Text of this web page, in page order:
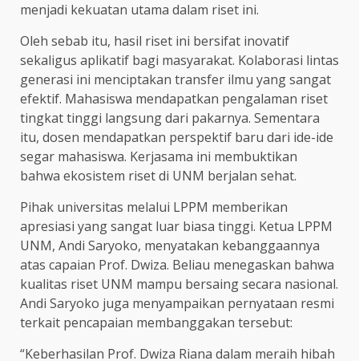
menjadi kekuatan utama dalam riset ini.
Oleh sebab itu, hasil riset ini bersifat inovatif
sekaligus aplikatif bagi masyarakat. Kolaborasi lintas
generasi ini menciptakan transfer ilmu yang sangat
efektif. Mahasiswa mendapatkan pengalaman riset
tingkat tinggi langsung dari pakarnya. Sementara
itu, dosen mendapatkan perspektif baru dari ide-ide
segar mahasiswa. Kerjasama ini membuktikan
bahwa ekosistem riset di UNM berjalan sehat.
Pihak universitas melalui LPPM memberikan
apresiasi yang sangat luar biasa tinggi. Ketua LPPM
UNM, Andi Saryoko, menyatakan kebanggaannya
atas capaian Prof. Dwiza. Beliau menegaskan bahwa
kualitas riset UNM mampu bersaing secara nasional.
Andi Saryoko juga menyampaikan pernyataan resmi
terkait pencapaian membanggakan tersebut:
“Keberhasilan Prof. Dwiza Riana dalam meraih hibah